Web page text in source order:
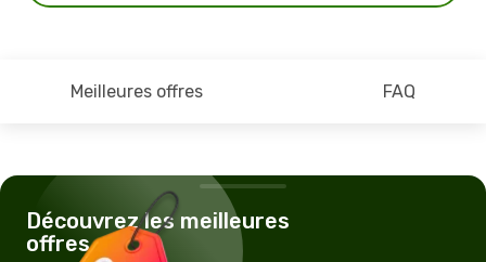
Meilleures offres FAQ
Découvrez les meilleures
offres